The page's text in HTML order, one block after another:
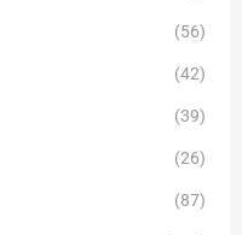
(56)
(42)
(39)
(26)
(87)